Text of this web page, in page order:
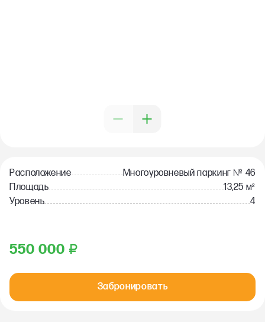
Расположение Многоуровневый паркинг № 46
Площадь
13,25 м²
Уровень
4
550 000 ₽
Забронировать